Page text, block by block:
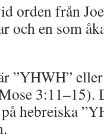
orden från
och en som
”YHWH”
3:11–15).
hebreiska